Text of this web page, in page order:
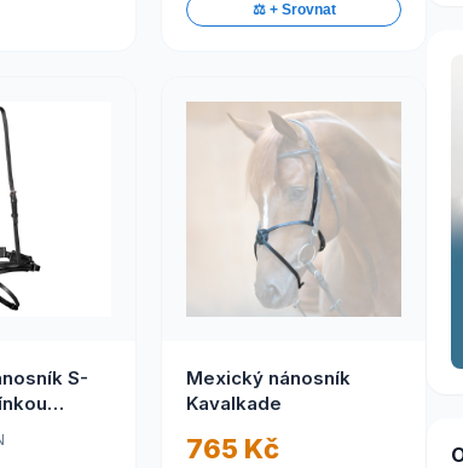
⚖️ + Srovnat
S-
kůže)
Mexický nánosník
Kavalkade
765 Kč